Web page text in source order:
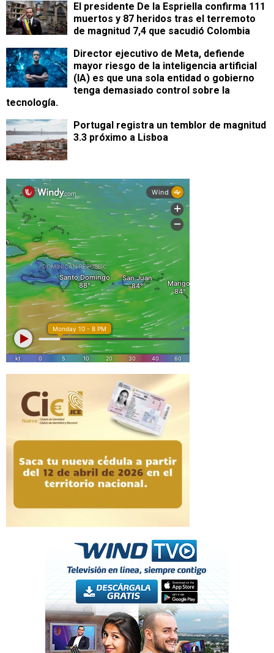
El presidente De la Espriella confirma 111
muertos y 87 heridos tras el terremoto
de magnitud 7,4 que sacudió Colombia
Director ejecutivo de Meta, defiende
mayor riesgo de la inteligencia artificial
(IA) es que una sola entidad o gobierno
tenga demasiado control sobre la
tecnología.
Portugal registra un temblor de magnitud
3.3 próximo a Lisboa